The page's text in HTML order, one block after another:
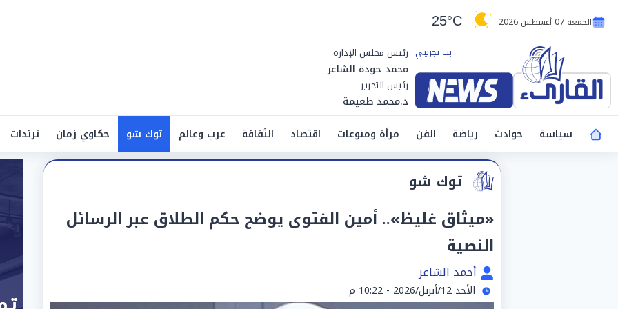
الجمعة 07 أغسطس 2026 25°C
رئيس مجلس الإدارة
محمد جودة الشاعر
رئيس التحرير
د.محمد طعيمة
سياسة
حوادث رياضة الفن مرأة ومنوعات اقتصاد الثقافة عرب وعالم توك شو حكاوي زمان ترندات
توك شو
«ميثاق غليظ».. أمين الفتوى يوضح حكم الطلاق عبر الرسائل
النصية
أحمد الشاعر
الأحد 12/أبريل/2026 - 10:22 م